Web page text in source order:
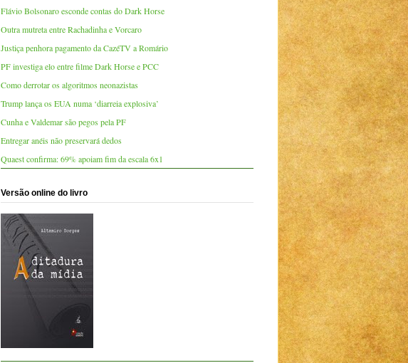
Flávio Bolsonaro esconde contas do Dark Horse
Outra mutreta entre Rachadinha e Vorcaro
Justiça penhora pagamento da CazéTV a Romário
PF investiga elo entre filme Dark Horse e PCC
Como derrotar os algoritmos neonazistas
Trump lança os EUA numa ‘diarreia explosiva’
Cunha e Valdemar são pegos pela PF
Entregar anéis não preservará dedos
Quaest confirma: 69% apoiam fim da escala 6x1
Versão online do livro